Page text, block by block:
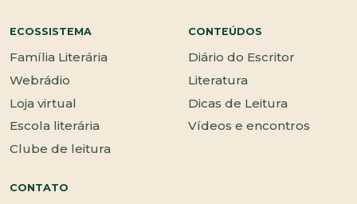
ECOSSISTEMA
Família Literária
Webrádio
Loja virtual
Escola literária
Clube de leitura
CONTEÚDOS
Diário do Escritor
Literatura
Dicas de Leitura
Vídeos e encontros
CONTATO